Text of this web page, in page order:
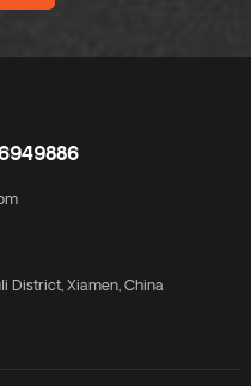
District, Xiamen, China